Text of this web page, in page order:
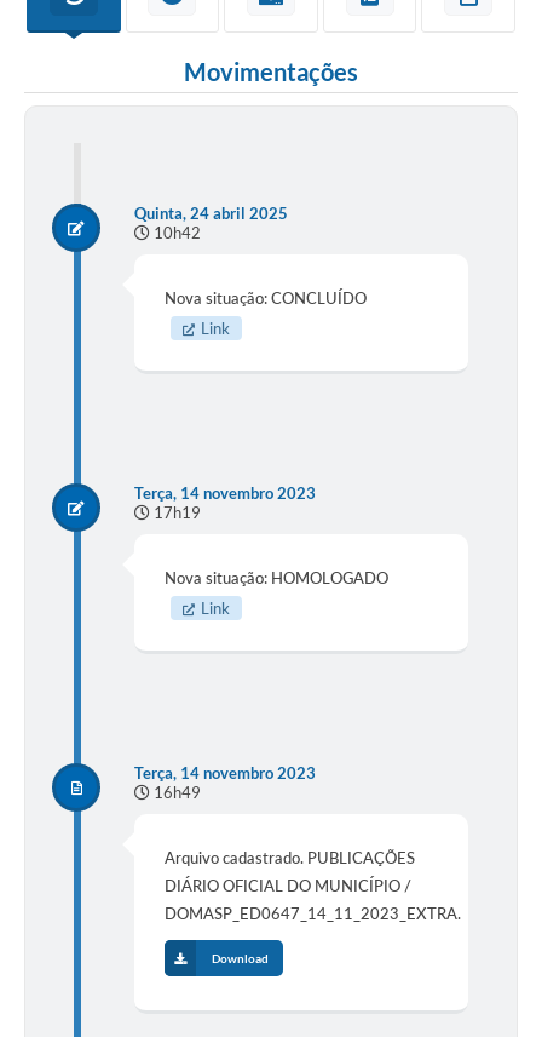
Movimentações
Quinta, 24 abril 2025
10h42
Nova situação: CONCLUÍDO
Link
Terça, 14 novembro 2023
17h19
Nova situação: HOMOLOGADO
Link
Terça, 14 novembro 2023
16h49
Arquivo cadastrado. PUBLICAÇÕES
DIÁRIO OFICIAL DO MUNICÍPIO /
DOMASP_ED0647_14_11_2023_EXTRA.
Download